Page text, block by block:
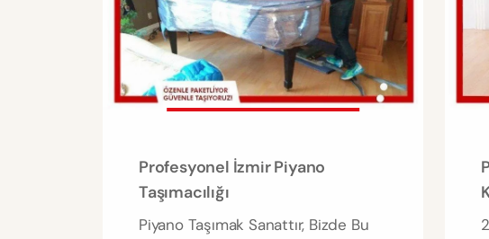
Profesyonel İzmir Piyano
Taşımacılığı
Piyano Taşımak Sanattır, Bizde Bu